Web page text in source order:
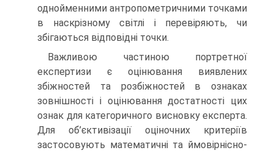
однойменними антропометричними точками
в наскрізному світлі і перевіряють, чи
збігаються відповідні точки.
Важливою частиною портретної
експертизи є оцінювання виявлених
збіжностей та розбіжностей в ознаках
зовнішності і оцінювання достатності цих
ознак для категоричного висновку експерта.
Для об’єктивізації оціночних критеріїв
застосовують математичні та ймовірнісно-